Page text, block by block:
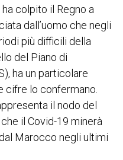
colpito il Regno a
dall’uomo che negli
più difficili della
del Piano di
ha un particolare
cifre lo confermano.
il nodo del
il Covid-19 minerà
Marocco negli ultimi